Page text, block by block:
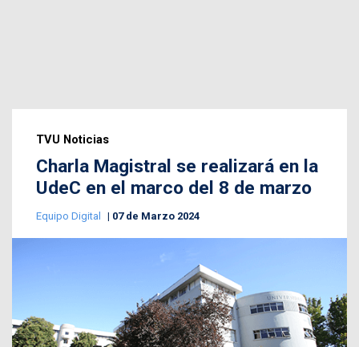
TVU Noticias
Charla Magistral se realizará en la
UdeC en el marco del 8 de marzo
Equipo Digital 07 de Marzo 2024